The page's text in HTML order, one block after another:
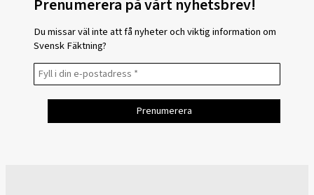
Prenumerera på vårt nyhetsbrev!
Du missar väl inte att få nyheter och viktig information om
Svensk Fäktning?